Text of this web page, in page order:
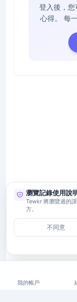
登入後，
心得。
每
我的帳戶
瀏覽記錄使用說
Tewkr 將瀏覽過的
方。
不同意